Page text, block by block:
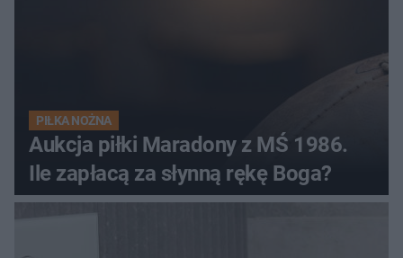
PIŁKA NOŻNA
Aukcja piłki Maradony z MŚ 1986.
Ile zapłacą za słynną rękę Boga?